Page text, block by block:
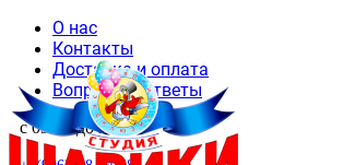
О нас
Контакты
Доставка и оплата
Вопросы и ответы
с 09-00 до 20-00